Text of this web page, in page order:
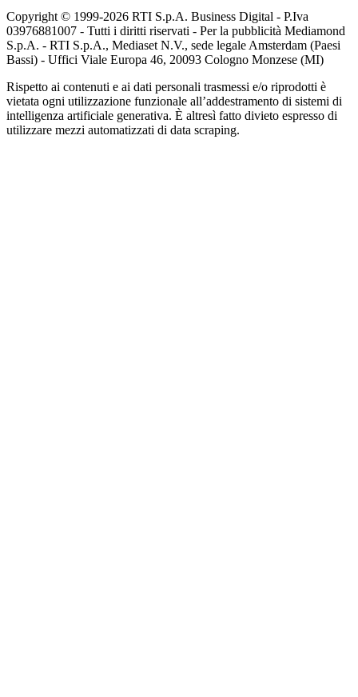
Copyright © 1999-2026 RTI S.p.A. Business Digital - P.Iva
03976881007 - Tutti i diritti riservati - Per la pubblicità Mediamond
S.p.A. - RTI S.p.A., Mediaset N.V., sede legale Amsterdam (Paesi
Bassi) - Uffici Viale Europa 46, 20093 Cologno Monzese (MI)
Rispetto ai contenuti e ai dati personali trasmessi e/o riprodotti è
vietata ogni utilizzazione funzionale all’addestramento di sistemi di
intelligenza artificiale generativa. È altresì fatto divieto espresso di
utilizzare mezzi automatizzati di data scraping.